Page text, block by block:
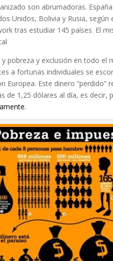
son abrumadoras.
Unidos, Bolivia y Rusia, según
tras estudiar 145 países. El
pobreza y exclusión en todo el
a fortunas individuales se
Europea. Este dinero
de 1,25 dólares al día, es